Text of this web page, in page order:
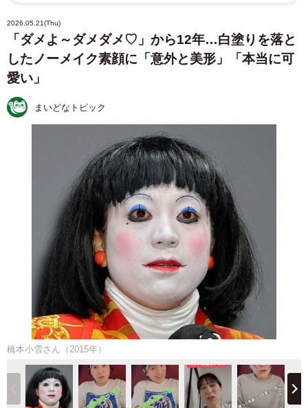
2026.05.21(Thu)
「ダメよ～ダメダメ♡」から12年…白塗りを落と
したノーメイク素顔に「意外と美形」「本当に可
愛い」
まいどなトピック
橋本小雪さん（2015年）